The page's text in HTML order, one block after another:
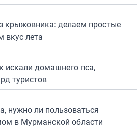
крыжовника: делаем простые
вкус лета
искали домашнего пса,
туристов
нужно ли пользоваться
в Мурманской области